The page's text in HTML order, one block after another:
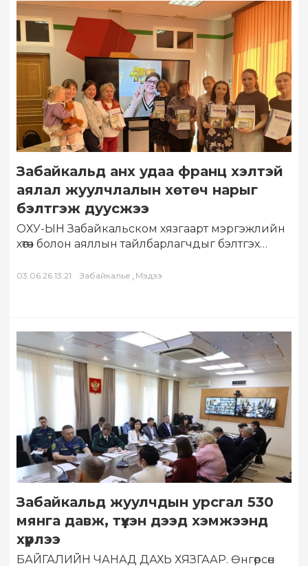
Забайкальд анх удаа франц хэлтэй
аялал жуулчлалын хөтөч нарыг
бэлтгэж дуусжээ
ОХУ-ЫН Забайкальском хязгаарт мэргэжлийн
хөтөч болон аяллын тайлбарлагчдыг бэлтгэх
хамрагдсан Забайкальеийн улсын их
03.06.26 13:21 Забайкалье , Мэдээ
Забайкальд жуулчдын урсгал 530
мянга давж, түүхэн дээд хэмжээнд
хүрлээ
БАЙГАЛИЙН ЧАНАД ДАХЬ ХЯЗГААР. Өнгөрсөн